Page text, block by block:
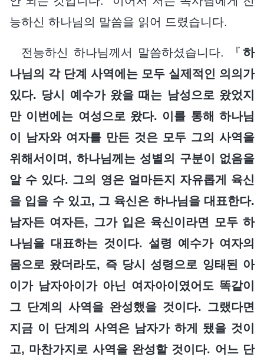
능하신 하나님의 말씀을 읽어 드렸습니다.
전능하신 하나님께서 말씀하셨습니다. 『 하
나님의 각 단계 사역에는 모두 실제적인 의의가
있다. 당시 예수가 왔을 때는 남성으로 왔었지
만 이번에는 여성으로 왔다. 이를 통해 하나님
이 남자와 여자를 만든 것은 모두 그의 사역을
위해서이며, 하나님께는 성별의 구분이 없음을
알 수 있다. 그의 영은 얼마든지 자유롭게 육신
을 입을 수 있고, 그 육신은 하나님을 대표한다.
남자든 여자든, 그가 입은 육신이라면 모두 하
나님을 대표하는 것이다. 설령 예수가 여자의
몸으로 왔더라도, 즉 당시 성령으로 잉태된 아
이가 남자아이가 아닌 여자아이였어도 똑같이
그 단계의 사역을 완성했을 것이다. 그랬다면
지금 이 단계의 사역은 남자가 하게 됐을 것이
고, 마찬가지로 사역을 완성할 것이다. 어느 단